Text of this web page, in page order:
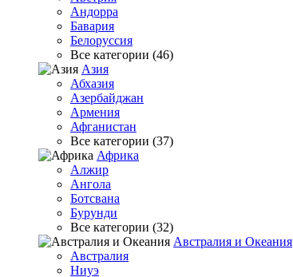
Андорра
Бавария
Белоруссия
Все категории (46)
Азия
Абхазия
Азербайджан
Армения
Афганистан
Все категории (37)
Африка
Алжир
Ангола
Ботсвана
Бурунди
Все категории (32)
Австралия и Океания
Австралия
Ниуэ